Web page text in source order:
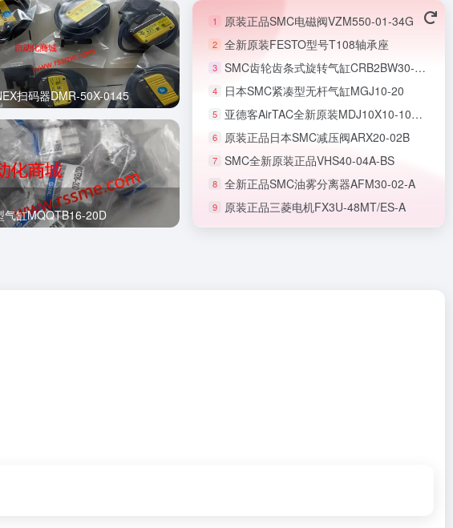
全新正品SMC节流阀AS1201F-M5-06A
扫码器DMR-50X-0145
气缸MQQTB16-20D
1 原装正品SMC电磁阀VZM550-01-34G
2 全新原装FESTO型号T108轴承座
3 SMC齿轮齿条式旋转气缸CRB2BW30-180S
4 日本SMC紧凑型无杆气缸MGJ10-20
5 亚德客AirTAC全新原装MDJ10X10-10S微型无杆气缸
6 原装正品日本SMC减压阀ARX20-02B
7 SMC全新原装正品VHS40-04A-BS
8 全新正品SMC油雾分离器AFM30-02-A
9 原装正品三菱电机FX3U-48MT/ES-A